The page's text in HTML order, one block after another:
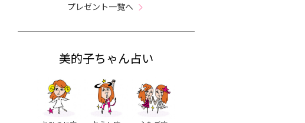
プレゼント一覧へ
美的子ちゃん占い